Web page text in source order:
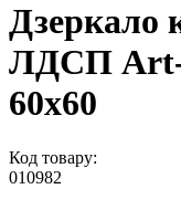
Дзеркало
ЛДСП Art-
60х60
Код товару:
010982